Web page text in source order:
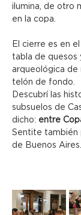
ilumina, de otro
en la copa.
El cierre es en
tabla de quesos
arqueológica
telón de fondo.
Descubrí las
subsuelos de
dicho: entre
Sentite también
de Buenos Aires.